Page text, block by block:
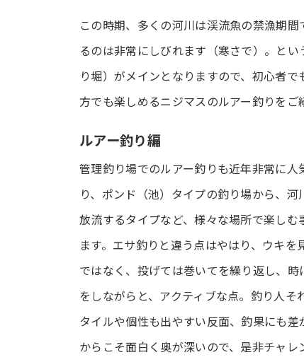
この時期、多くの河川は渓流魚の禁漁期
るのは非常にしびれます（寒さで）。と
り堀）がメインとなりますので、初心者
方でも楽しめるニジマスのルアー釣りをご
ルアー釣り編
管理釣り場でのルアー釣りも近年非常に人
り、ポンド（池）タイプの釣り場から、河
放流するタイプなど、様々な場所で楽しむ
ます。エサ釣りと違う点はやはり、ウキを
ではなく、投げては巻いてを繰り返し、時
をしながらと、アクティブな点。釣り人そ
タイルや個性も出やすい反面、釣果にも
からこそ面白く奥が深いので、是非チャレ